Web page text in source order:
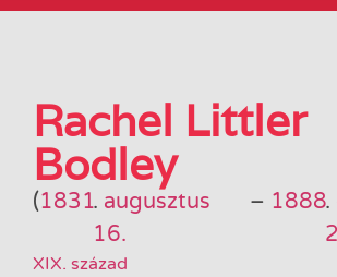
Rachel Littler
Bodley
(1831. augusztus
16.
– 1888.
XIX. század